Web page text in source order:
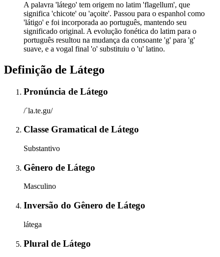
A palavra 'látego' tem origem no latim 'flagellum', que
significa 'chicote' ou 'açoite'. Passou para o espanhol como
'látigo' e foi incorporada ao português, mantendo seu
significado original. A evolução fonética do latim para o
português resultou na mudança da consoante 'g' para 'g'
suave, e a vogal final 'o' substituiu o 'u' latino.
Definição de Látego
Pronúncia de Látego
/ˈla.te.gu/
Classe Gramatical de Látego
Substantivo
Gênero de Látego
Masculino
Inversão do Gênero de Látego
látega
Plural de Látego